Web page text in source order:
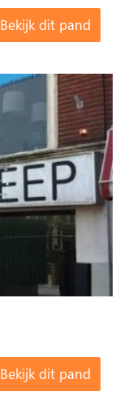
Bekijk dit pand
Bekijk dit pand